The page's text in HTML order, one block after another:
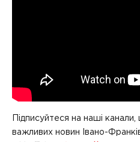
Підписуйтеся на наші
важливих новин Івано-